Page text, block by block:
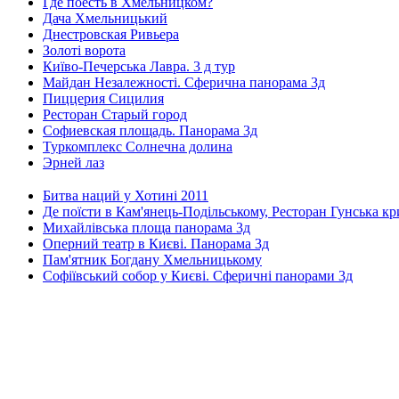
Дача Хмельницький
Днестровская Ривьера
Золоті ворота
Київо-Печерська Лавра. 3 д тур
Майдан Незалежності. Сферична панорама 3д
Пиццерия Сицилия
Ресторан Старый город
Софиевская площадь. Панорама 3д
Туркомплекс Солнечна долина
Эрней лаз
Битва наций у Хотині 2011
Де поїсти в Кам'янець-Подільському, Ресторан Гунська
Михайлівська площа панорама 3д
Оперний театр в Києві. Панорама 3д
Пам'ятник Богдану Хмельницькому
Софіївський собор у Києві. Сферичні панорами 3д